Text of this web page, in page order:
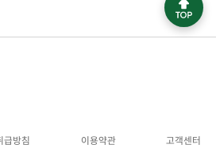
급방침 이용약관 고객센터